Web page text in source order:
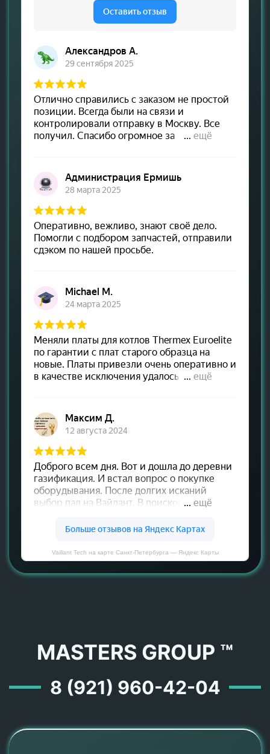
Vaillant Tech на карте Санкт‑Петербурга — Яндекс Карты
MASTERS GROUP ™
8 (921) 960-42-04